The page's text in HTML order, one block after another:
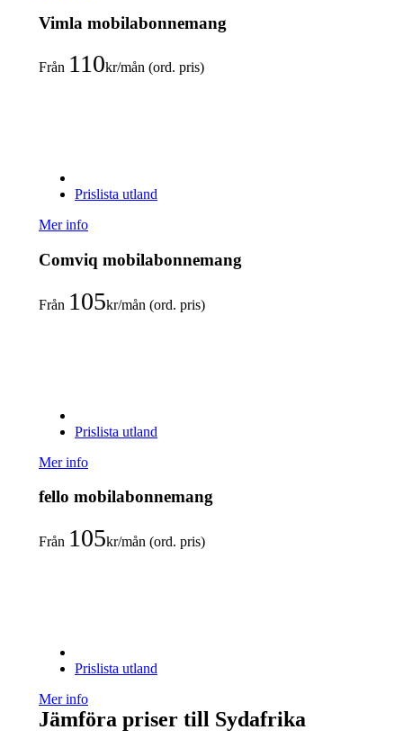
Vimla mobilabonnemang
Från 110kr/mån (ord. pris)
Prislista utland
Mer info
Comviq mobilabonnemang
Från 105kr/mån (ord. pris)
Prislista utland
Mer info
fello mobilabonnemang
Från 105kr/mån (ord. pris)
Prislista utland
Mer info
Jämföra priser till Sydafrika